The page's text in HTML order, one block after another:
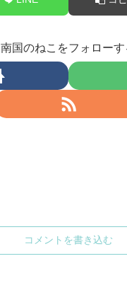
南国のねこをフォローす
コメントを書き込む